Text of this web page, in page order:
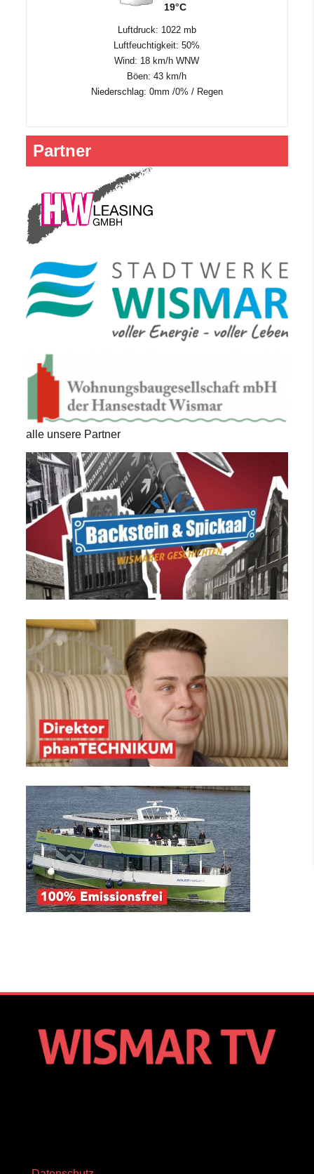
19°C
Luftdruck: 1022 mb
Luftfeuchtigkeit: 50%
Wind: 18 km/h WNW
Böen: 43 km/h
Niederschlag: 0mm /0% / Regen
Partner
alle unsere Partner